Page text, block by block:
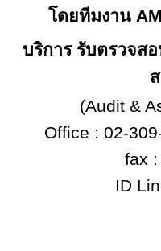
โดยทีมงาน
บริการ รับตรวจส
(Audit &
Office : 02-
fax :
ID